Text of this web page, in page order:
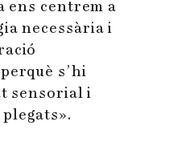
ens centrem a
necessària i
s’hi
sensorial i